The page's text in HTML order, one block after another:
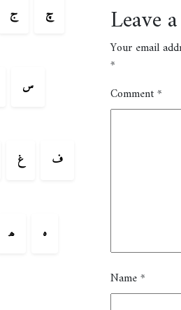
ج چ
س
غ ف
ھ ہ
Leave
Your email
*
Comment*
Name*